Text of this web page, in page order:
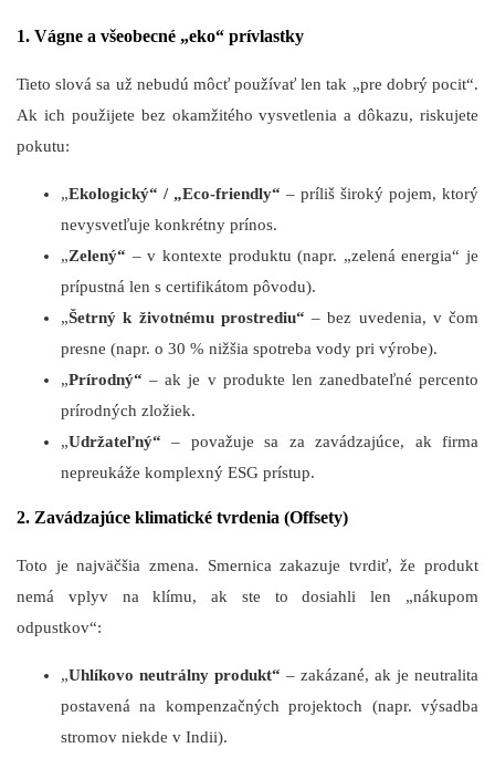
1. Vágne a všeobecné „eko“ prívlastky
Tieto slová sa už nebudú môcť používať len tak „pre dobrý pocit“.
Ak ich použijete bez okamžitého vysvetlenia a dôkazu, riskujete
pokutu:
„Ekologický“ / „Eco-friendly“ – príliš široký pojem, ktorý
nevysvetľuje konkrétny prínos.
„Zelený“ – v kontexte produktu (napr. „zelená energia“ je
prípustná len s certifikátom pôvodu).
„Šetrný k životnému prostrediu“ – bez uvedenia, v čom
presne (napr. o 30 % nižšia spotreba vody pri výrobe).
„Prírodný“ – ak je v produkte len zanedbateľné percento
prírodných zložiek.
„Udržateľný“ – považuje sa za zavádzajúce, ak firma
nepreukáže komplexný ESG prístup.
2. Zavádzajúce klimatické tvrdenia (Offsety)
Toto je najväčšia zmena. Smernica zakazuje tvrdiť, že produkt
nemá vplyv na klímu, ak ste to dosiahli len „nákupom
odpustkov“:
„Uhlíkovo neutrálny produkt“ – zakázané, ak je neutralita
postavená na kompenzačných projektoch (napr. výsadba
stromov niekde v Indii).